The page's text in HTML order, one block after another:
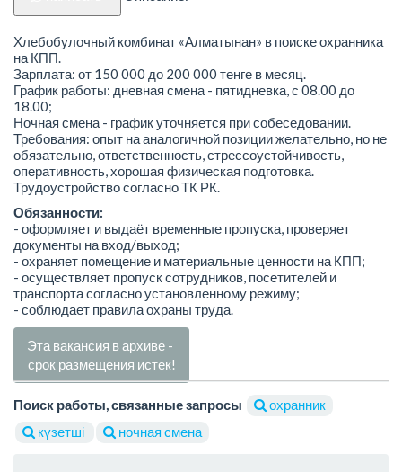
Хлебобулочный комбинат «Алматынан» в поиске охранника
на КПП.
Зарплата: от 150 000 до 200 000 тенге в месяц.
График работы: дневная смена - пятидневка, с 08.00 до
18.00;
Ночная смена - график уточняется при собеседовании.
Требования: опыт на аналогичной позиции желательно, но не
обязательно, ответственность, стрессоустойчивость,
оперативность, хорошая физическая подготовка.
Трудоустройство согласно ТК РК.
Обязанности:
- оформляет и выдаёт временные пропуска, проверяет
документы на вход/выход;
- охраняет помещение и материальные ценности на КПП;
- осуществляет пропуск сотрудников, посетителей и
транспорта согласно установленному режиму;
- соблюдает правила охраны труда.
Эта вакансия в архиве -
срок размещения истек!
Поиск работы, связанные запросы
охранник
күзетші
ночная смена